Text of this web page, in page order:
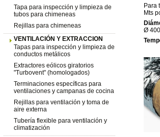
Tapa para inspección y limpieza de
tubos para chimeneas
Rejillas para chimeneas
VENTILACIÓN Y EXTRACCION
Tapas para inspección y limpieza de
conductos metálicos
Extractores eólicos giratorios
"Turbovent" (homologados)
Terminaciones específicas para
ventilaciones y campanas de cocina
Rejillas para ventilación y toma de
aire externa
Tubería flexible para ventilación y
climatización
Para
Mts
Ø